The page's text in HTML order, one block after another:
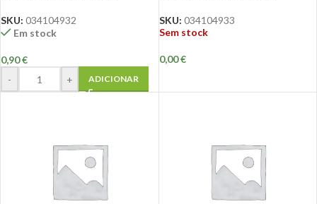
SKU: 034104932
Em stock
0,90€
-
+ ADICIONAR
SKU: 034104933
Sem stock
0,00€